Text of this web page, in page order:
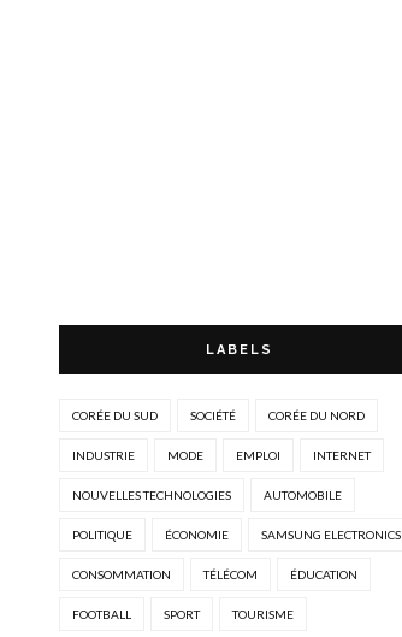
LABELS
CORÉE DU SUD SOCIÉTÉ CORÉE DU NORD
INDUSTRIE MODE EMPLOI INTERNET
NOUVELLES TECHNOLOGIES AUTOMOBILE
POLITIQUE ÉCONOMIE SAMSUNG ELECTRONICS
CONSOMMATION TÉLÉCOM ÉDUCATION
FOOTBALL SPORT TOURISME